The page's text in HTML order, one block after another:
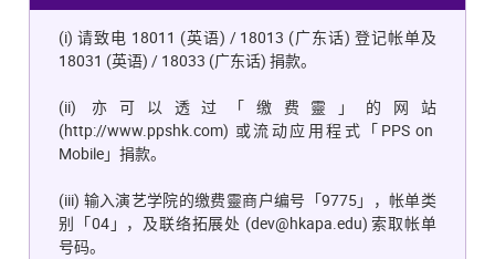
(i)请致电 18011 (英语) / 18013 (广东话) 登记帐单及
18031 (英语) / 18033 (广东话)捐款。
(ii)亦可以透过「缴费靈」的网站
(http://www.ppshk.com) 或流动应用程式「 PPS on
Mobile」捐款。
(iii) 输入演艺学院的缴费靈商户编号「9775」，帐单类
别「04」，及联络拓展处 (dev@hkapa.edu) 索取帐单
号码。